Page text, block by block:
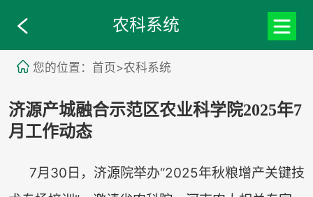
农科系统
您的位置：首页>农科系统
济源产城融合示范区农业科学院2025年7
月工作动态
7月30日，济源院举办“2025年秋粮增产关键技